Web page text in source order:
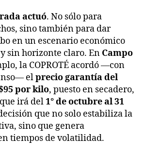
actuó. No sólo para
sino también para dar
en un escenario económico
sin horizonte claro. En Campo
la COPROTÉ acordó —con
elprecio garantía del
por kilo, puesto en secadero,
irá del1° de octubre al 31
que no solo estabiliza la
sino que genera
tiempos de volatilidad.